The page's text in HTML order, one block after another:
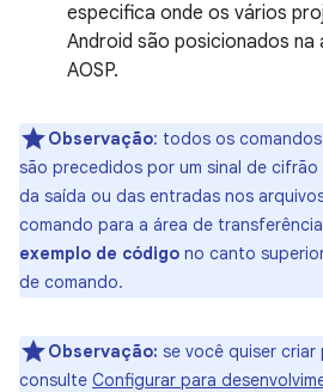
especifica onde os vários
Android são posicionados
AOSP.
Observação: todos os
são precedidos por um sinal de
da saída ou das entradas nos
comando para a área de
exemplo de código no canto
de comando.
Observação: se você quiser
consulte Configurar para